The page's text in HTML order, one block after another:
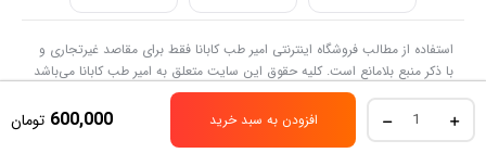
600,000 تومان اسپکولوم
بینی افزودن به سبد خرید
استفاده از مطالب فروشگاه اینترنتی امیر طب کابانا فقط برای مقاصد غیرتجاری و
با ذکر منبع بلامانع است. کلیه حقوق این سایت متعلق به امیر طب کابانا می‌باشد